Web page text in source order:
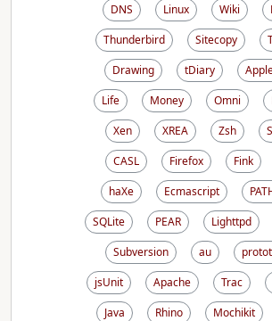
DNS
Linux Wiki
Thunderbird
Sitecopy
Drawing
tDiary
Life
Money Omni
Xen
XREA Zsh
CASL
Firefox Fink
haXe
Ecmascript
SQLite
PEAR Lighttpd
Subversion
au
jsUnit
Apache Trac
Java
Rhino Mochikit